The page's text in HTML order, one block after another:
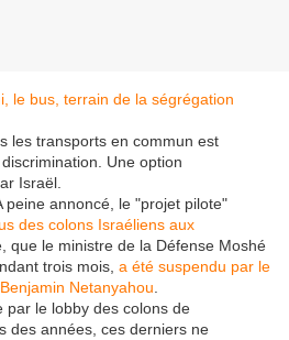
les transports en commun est
Une option
Israël.
peine annoncé, le "projet pilote"
des colons Israéliens aux
que le ministre de la Défense Moshé
trois mois, a été suspendu par le
Netanyahou
par le lobby des colons de
des années, ces derniers ne